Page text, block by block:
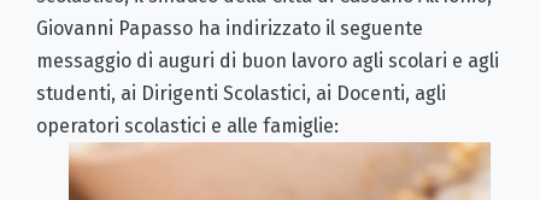
Giovanni Papasso ha indirizzato il seguente
messaggio di auguri di buon lavoro agli scolari e agli
studenti, ai Dirigenti Scolastici, ai Docenti, agli
operatori scolastici e alle famiglie: